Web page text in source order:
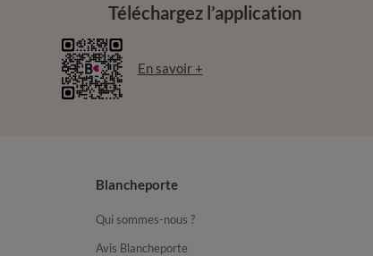
Téléchargez l’application
En savoir +
Blancheporte
Qui sommes-nous ?
Avis Blancheporte